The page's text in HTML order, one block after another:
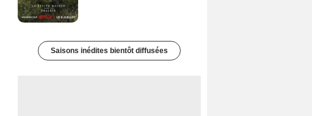
Saisons inédites bientôt diffusées